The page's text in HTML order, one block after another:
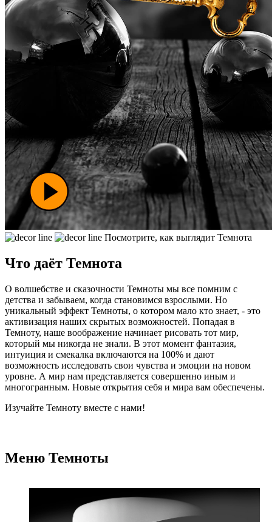
Посмотрите, как выглядит Темнота
Что даёт Темнота
О волшебстве и сказочности Темноты мы все помним с
детства и забываем, когда становимся взрослыми. Но
уникальный эффект Темноты, о котором мало кто знает, - это
активизация наших скрытых возможностей. Попадая в
Темноту, наше воображение начинает рисовать тот мир,
который мы никогда не знали. В этот момент фантазия,
интуиция и смекалка включаются на 100% и дают
возможность исследовать свои чувства и эмоции на новом
уровне. А мир нам представляется совершенно иным и
многогранным. Новые открытия себя и мира вам обеспечены.
Изучайте Темноту вместе с нами!
Меню Темноты